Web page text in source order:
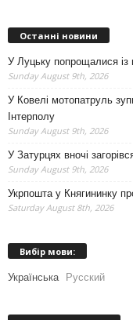
Останні новини
У Луцьку попрощалися із
Sunday August 9th, 2026
У Ковелі мотопатруль
Інтерполу
Sunday August 9th, 2026
У Затурцях вночі
Sunday August 9th, 2026
Укрпошта у Княгининку
Saturday August 8th, 2026
Вибір мови:
Українська Русский